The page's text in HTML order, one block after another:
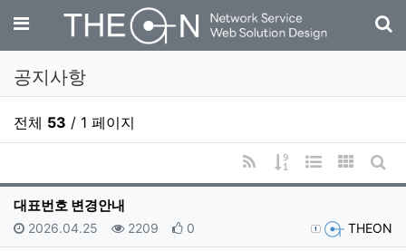
메뉴
공지사항
전체 53 / 1 페이지
RSS
게시물 정렬
웹진 스타일
갤러리게
대표번호 변경안내
등록자 THEON
등록일
2026.04.25 조회
2209 추천
0